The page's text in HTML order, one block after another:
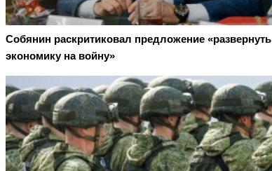
Собянин раскритиковал предложение «развернуть
экономику на войну»